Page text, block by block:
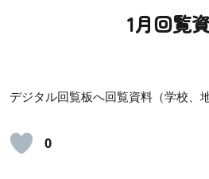
1月回覧
デジタル回覧板へ回覧資料（学校、
0